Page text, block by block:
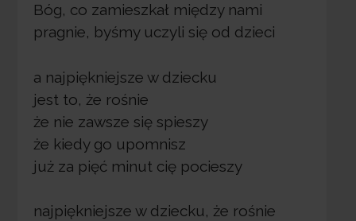
Bóg, co zamieszkał między nami
pragnie, byśmy uczyli się od dzieci
a najpiękniejsze w dziecku
jest to, że rośnie
że nie zawsze się spieszy
że kiedy go upomnisz
już za pięć minut cię pocieszy
najpiękniejsze w dziecku, że rośnie